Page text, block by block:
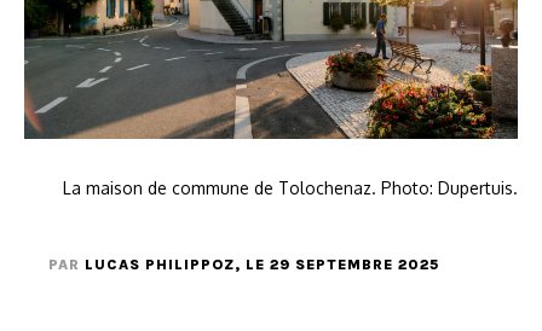
La maison de commune de Tolochenaz. Photo: Dupertuis.
PAR LUCAS PHILIPPOZ, LE 29 SEPTEMBRE 2025